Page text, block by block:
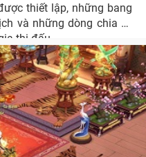
thiết lập, những bang
và những dòng chia sẻ
thi đấu.